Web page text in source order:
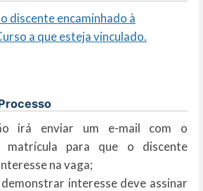
discente encaminhado à
a que esteja vinculado.
irá enviar um e-mail com o
matrícula para que o discente
na vaga;
interesse deve assinar